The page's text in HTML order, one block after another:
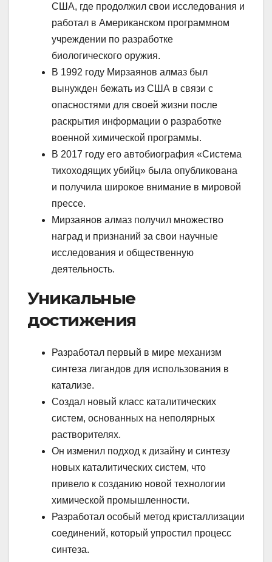
США, где продолжил свои исследования и
работал в Американском программном
учреждении по разработке
биологического оружия.
В 1992 году Мирзаянов алмаз был
вынужден бежать из США в связи с
опасностями для своей жизни после
раскрытия информации о разработке
военной химической программы.
В 2017 году его автобиография «Система
тихоходящих убийц» была опубликована
и получила широкое внимание в мировой
прессе.
Мирзаянов алмаз получил множество
наград и признаний за свои научные
исследования и общественную
деятельность.
Уникальные
достижения
Разработал первый в мире механизм
синтеза лигандов для использования в
катализе.
Создал новый класс каталитических
систем, основанных на неполярных
растворителях.
Он изменил подход к дизайну и синтезу
новых каталитических систем, что
привело к созданию новой технологии
химической промышленности.
Разработал особый метод кристаллизации
соединений, который упростил процесс
синтеза.